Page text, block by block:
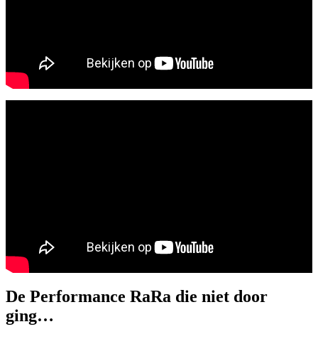
De Performance RaRa die niet door
ging…